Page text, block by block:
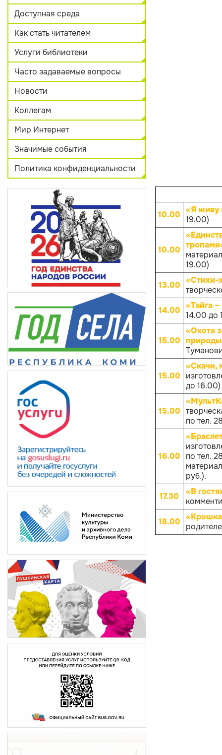
Доступная среда
Как стать читателем
Услуги библиотеки
Часто задаваемые вопросы
Новости
Коллегам
Мир Интернет
Значимые события
Политика конфиденциальности
10.00 «Я живу
19.00)
10.00
19.00)
13.00 «Стихи-
14.00 «Тайга
14.00 до
15.00
«Охота
15.00
«Скачи,
до 16.00)
15.00
по тел.
16.00
по тел.
руб.).
17.30
«В
18.00